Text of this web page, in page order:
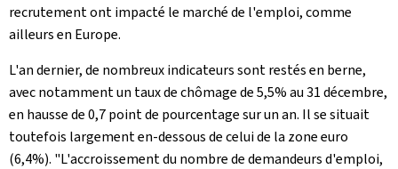
recrutement ont impacté le marché de l'emploi, comme
ailleurs en Europe.
L'an dernier, de nombreux indicateurs sont restés en berne,
avec notamment un taux de chômage de 5,5% au 31 décembre,
en hausse de 0,7 point de pourcentage sur un an. Il se situait
toutefois largement en-dessous de celui de la zone euro
(6,4%). "L'accroissement du nombre de demandeurs d'emploi,